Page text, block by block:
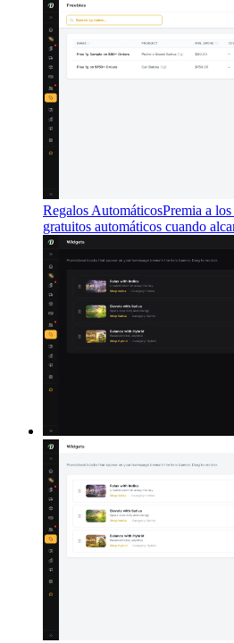
Regalos AutomáticosPremia a
gratuitos automáticos cuando